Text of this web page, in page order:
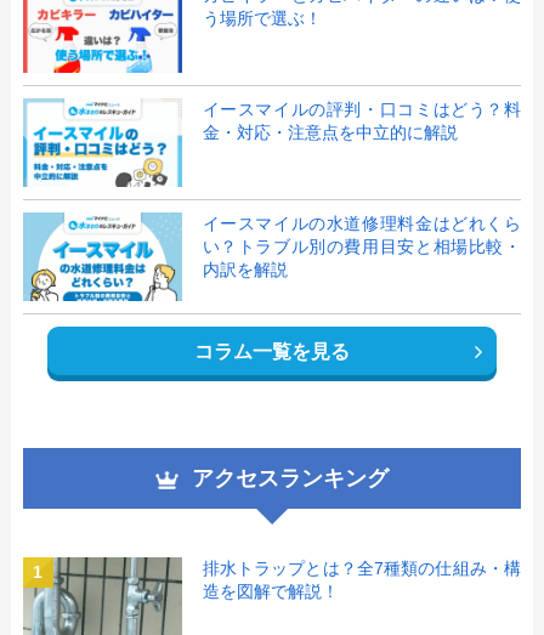
う場所で選ぶ！
イースマイルの評判・口コミはどう？料
金・対応・注意点を中立的に解説
イースマイルの水道修理料金はどれくら
い？トラブル別の費用目安と相場比較・
内訳を解説
コラム一覧を見る
アクセスランキング
1
排水トラップとは？全7種類の仕組み・構
造を図解で解説！